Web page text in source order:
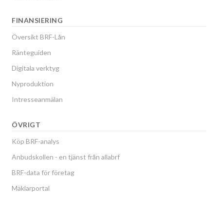
FINANSIERING
Översikt BRF-Lån
Ränteguiden
Digitala verktyg
Nyproduktion
Intresseanmälan
ÖVRIGT
Köp BRF-analys
Anbudskollen - en tjänst från allabrf
BRF-data för företag
Mäklarportal